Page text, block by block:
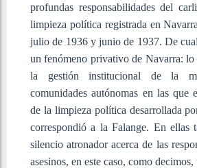
profundas responsabilidades del
limpieza política registrada en
julio de 1936 y junio de 1937. De
un fenómeno privativo de Navarra: lo
la gestión institucional de la
comunidades autónomas en las que
de la limpieza política desarrollada
correspondió a la Falange. En ellas
silencio atronador acerca de las
asesinos, en este caso, como decimos,